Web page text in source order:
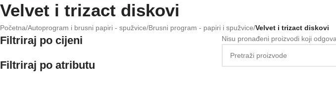
Velvet i trizact diskovi
Početna/Autoprogram i brusni papiri - spužvice/Brusni program - papiri i spužvice/Velvet i trizact diskovi
Filtriraj po cijeni
Filtriraj po atributu
Nisu pronađeni proizvodi koji